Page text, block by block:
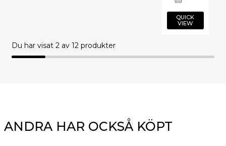
QUICK
VIEW
Du har visat 2av 12 produkter
ANDRA HAR OCKSÅ KÖPT